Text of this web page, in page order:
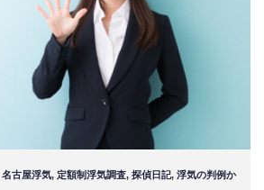
名古屋浮気, 定額制浮気調査, 探偵日記, 浮気の判例か